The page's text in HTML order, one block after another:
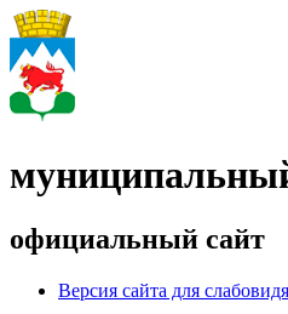
официальный сайт
Версия сайта для